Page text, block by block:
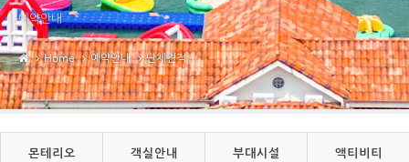
예약안내
Home 예약안내 단체견적
몬테리오 객실안내 부대시설 액티비티